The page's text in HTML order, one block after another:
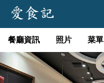
餐廳資訊 照片 菜單